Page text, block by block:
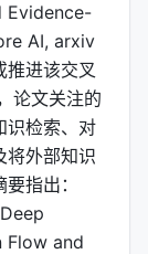
Evidence-
AI, arxiv
推进该交叉
论文关注的
识检索、对
将外部知识
指出：
Flow and